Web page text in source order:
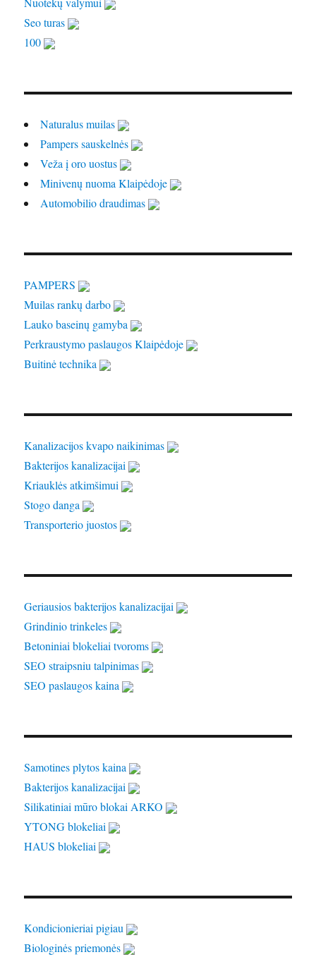
Seo turas
100
Naturalus muilas
Pampers sauskelnės
Veža į oro uostus
Minivenų nuoma Klaipėdoje
Automobilio draudimas
PAMPERS
Muilas rankų darbo
Lauko baseinų gamyba
Perkraustymo paslaugos Klaipėdoje
Buitinė technika
Kanalizacijos kvapo naikinimas
Bakterijos kanalizacijai
Kriauklės atkimšimui
Stogo danga
Transporterio juostos
Geriausios bakterijos kanalizacijai
Grindinio trinkeles
Betoniniai blokeliai tvoroms
SEO straipsniu talpinimas
SEO paslaugos kaina
Samotines plytos kaina
Bakterijos kanalizacijai
Silikatiniai mūro blokai ARKO
YTONG blokeliai
HAUS blokeliai
Kondicionieriai pigiau
Biologinės priemonės